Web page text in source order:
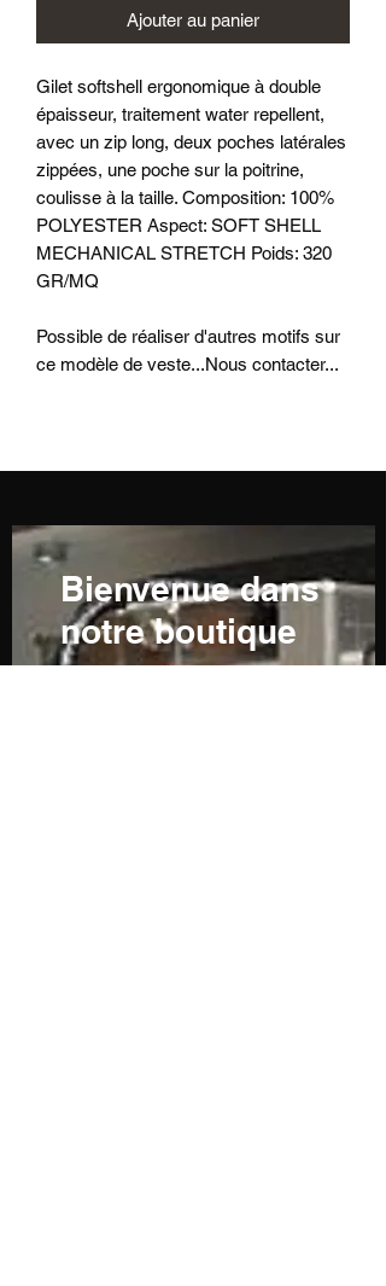
Ajouter au panier
Gilet softshell ergonomique à double
épaisseur, traitement water repellent,
avec un zip long, deux poches latérales
zippées, une poche sur la poitrine,
coulisse à la taille. Composition: 100%
POLYESTER Aspect: SOFT SHELL
MECHANICAL STRETCH Poids: 320
GR/MQ
Possible de réaliser d'autres motifs sur
ce modèle de veste...Nous contacter...
Bienvenue dans
notre boutique